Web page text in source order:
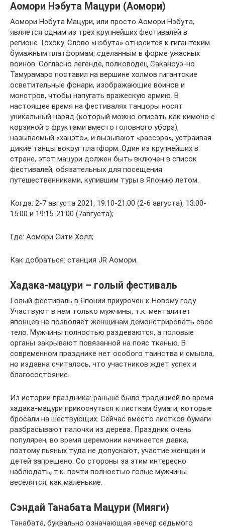
Аомори Нэбута Мацури (Аомори)
Аомори Нэбута Мацури, или просто Аомори Нэбута,
является одним из трех крупнейших фестивалей в
регионе Тохоку. Слово «нэбута» относится к гигантским
бумажным платформам, сделанным в форме ужасных
воинов. Согласно легенде, полководец Саканоуэ-но
Тамурамаро поставил на вершине холмов гигантские
осветительные фонари, изображающие воинов и
монстров, чтобы напугать вражескую армию. В
настоящее время на фестивалях танцоры носят
уникальный наряд (который можно описать как кимоно с
корзиной с фруктами вместо головного убора),
называемый «ханэто», и вызывают «рассэра», устраивая
дикие танцы вокруг платформ. Один из крупнейших в
стране, этот мацури должен быть включен в список
фестивалей, обязательных для посещения
путешественниками, купившим туры в Японию летом.
Когда: 2-7 августа 2021, 19:10-21:00 (2-6 августа), 13:00-
15:00 и 19:15-21:00 (7августа);
Где: Аомори Сити Холл;
Как добраться: станция JR Аомори.
Хадака-мацури – голый фестиваль
Голый фестиваль в Японии приурочен к Новому году.
Участвуют в нем только мужчины, т.к. менталитет
японцев не позволяет женщинам демонстрировать свое
тело. Мужчины полностью раздеваются, а половые
органы закрывают повязанной на пояс тканью. В
современном празднике нет особого таинства и смысла,
но издавна считалось, что участников ждет успех и
благосостояние.
Из истории праздника: раньше было традицией во время
хадака-мацури прикоснуться к листкам бумаги, которые
бросали на шествующих. Сейчас вместо листков бумаги
разбрасывают палочки из дерева. Праздник очень
популярен, во время церемонии начинается давка,
поэтому пьяных туда не допускают, участие женщин и
детей запрещено. Со стороны за этим интересно
наблюдать, т.к. почти полностью голые мужчины
веселятся, как маленькие.
Сэндай Танабата Мацури (Мияги)
Танабата, буквально означающая «вечер седьмого